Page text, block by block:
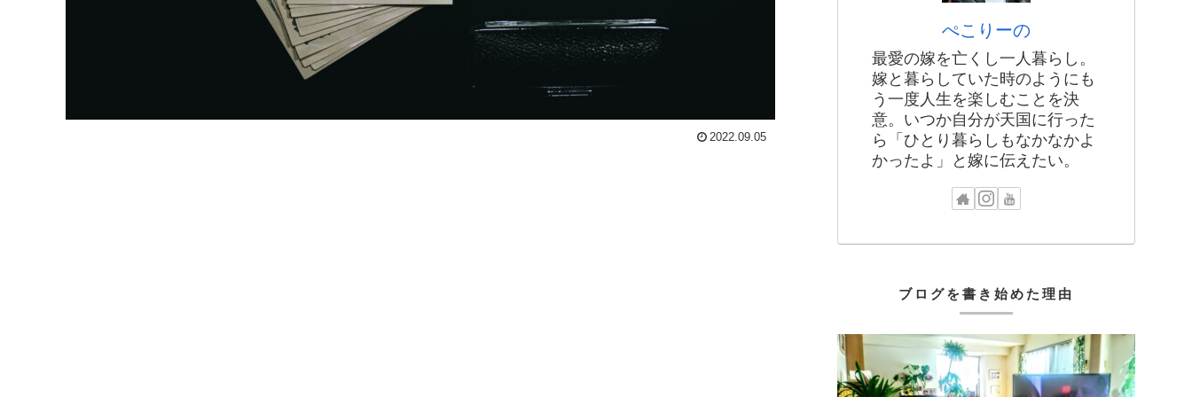
2022.09.05
ぺこりーの
最愛の嫁を亡くし一人暮らし。
嫁と暮らしていた時のようにも
う一度人生を楽しむことを決
意。いつか自分が天国に行った
ら「ひとり暮らしもなかなかよ
かったよ」と嫁に伝えたい。
ブログを書き始めた理由